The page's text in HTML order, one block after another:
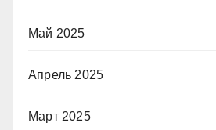
Май 2025
Апрель 2025
Март 2025